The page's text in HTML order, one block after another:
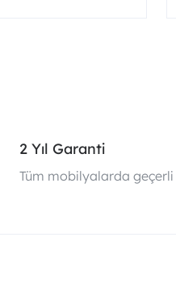
2 Yıl Garanti
Tüm mobilyalarda geçerli